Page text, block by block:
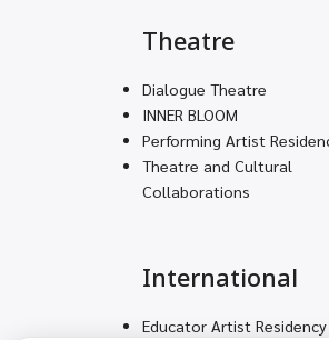
Theatre
Dialogue Theatre
INNER BLOOM
Performing Artist
Theatre and Cultural
Collaborations
International
Educator Artist Residency